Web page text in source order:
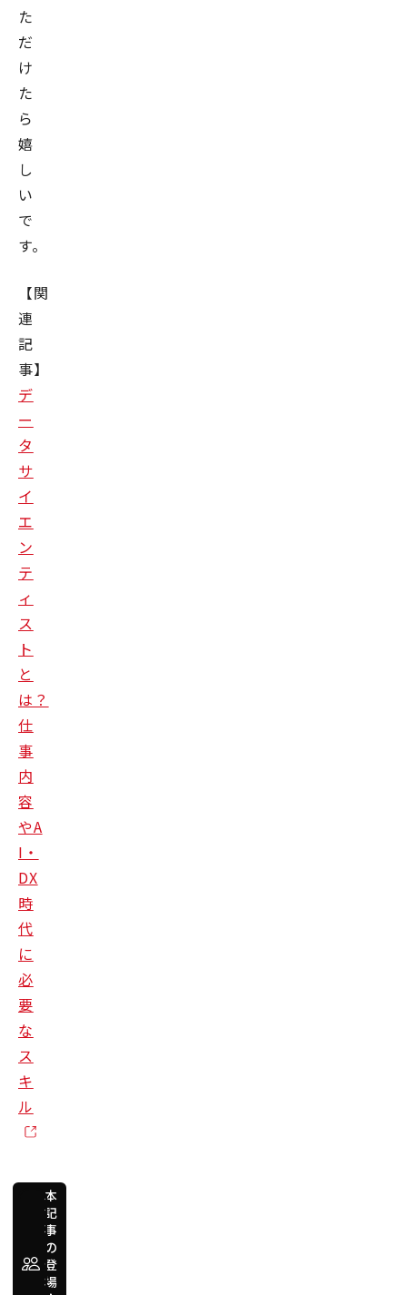
た
だ
け
た
ら
嬉
し
い
で
す。
【関
連
記
事】
デ
ー
タ
サ
イ
エ
ン
テ
ィ
ス
ト
と
は？
仕
事
内
容
やA
I・
DX
時
代
に
必
要
な
ス
キ
ル
本
記
事
の
登
場